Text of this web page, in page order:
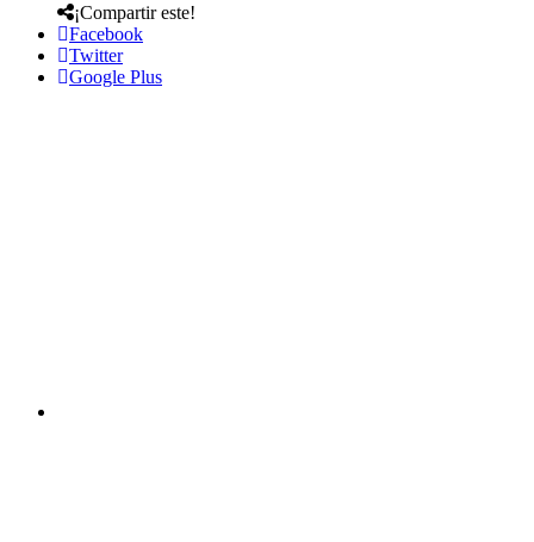
¡Compartir este!
Facebook
Twitter
Google Plus